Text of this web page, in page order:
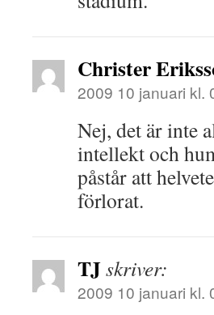
Christer
2009 10 januari kl.
Nej, det är inte
intellekt och
påstår att
förlorat.
TJskriver:
2009 10 januari kl.